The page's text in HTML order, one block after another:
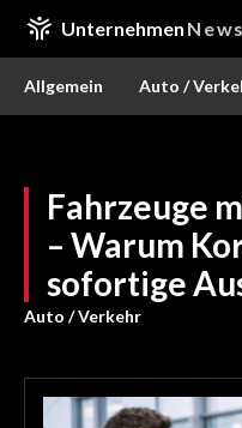
Unternehmen News
Allgemein Auto /
Fahrzeuge
– Warum
sofortige
Auto / Verkehr